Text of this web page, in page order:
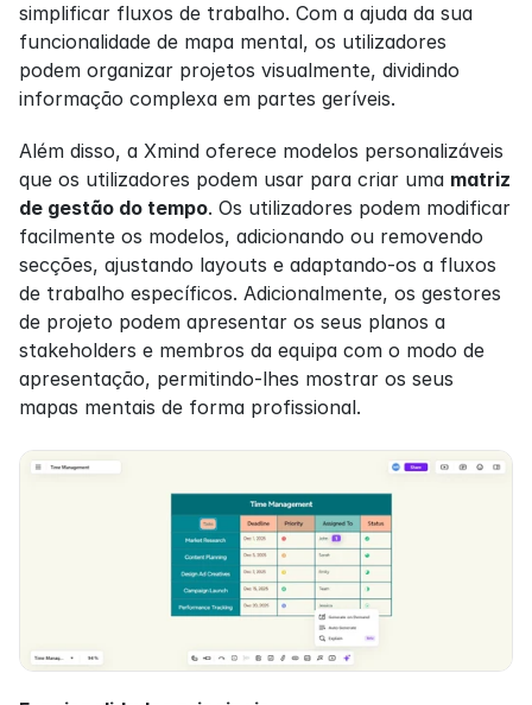
simplificar fluxos de trabalho. Com a ajuda da sua
funcionalidade de mapa mental, os utilizadores
podem organizar projetos visualmente, dividindo
informação complexa em partes geríveis.
Além disso, a Xmind oferece modelos personalizáveis
que os utilizadores podem usar para criar uma matriz
de gestão do tempo. Os utilizadores podem modificar
facilmente os modelos, adicionando ou removendo
secções, ajustando layouts e adaptando-os a fluxos
de trabalho específicos. Adicionalmente, os gestores
de projeto podem apresentar os seus planos a
stakeholders e membros da equipa com o modo de
apresentação, permitindo-lhes mostrar os seus
mapas mentais de forma profissional.